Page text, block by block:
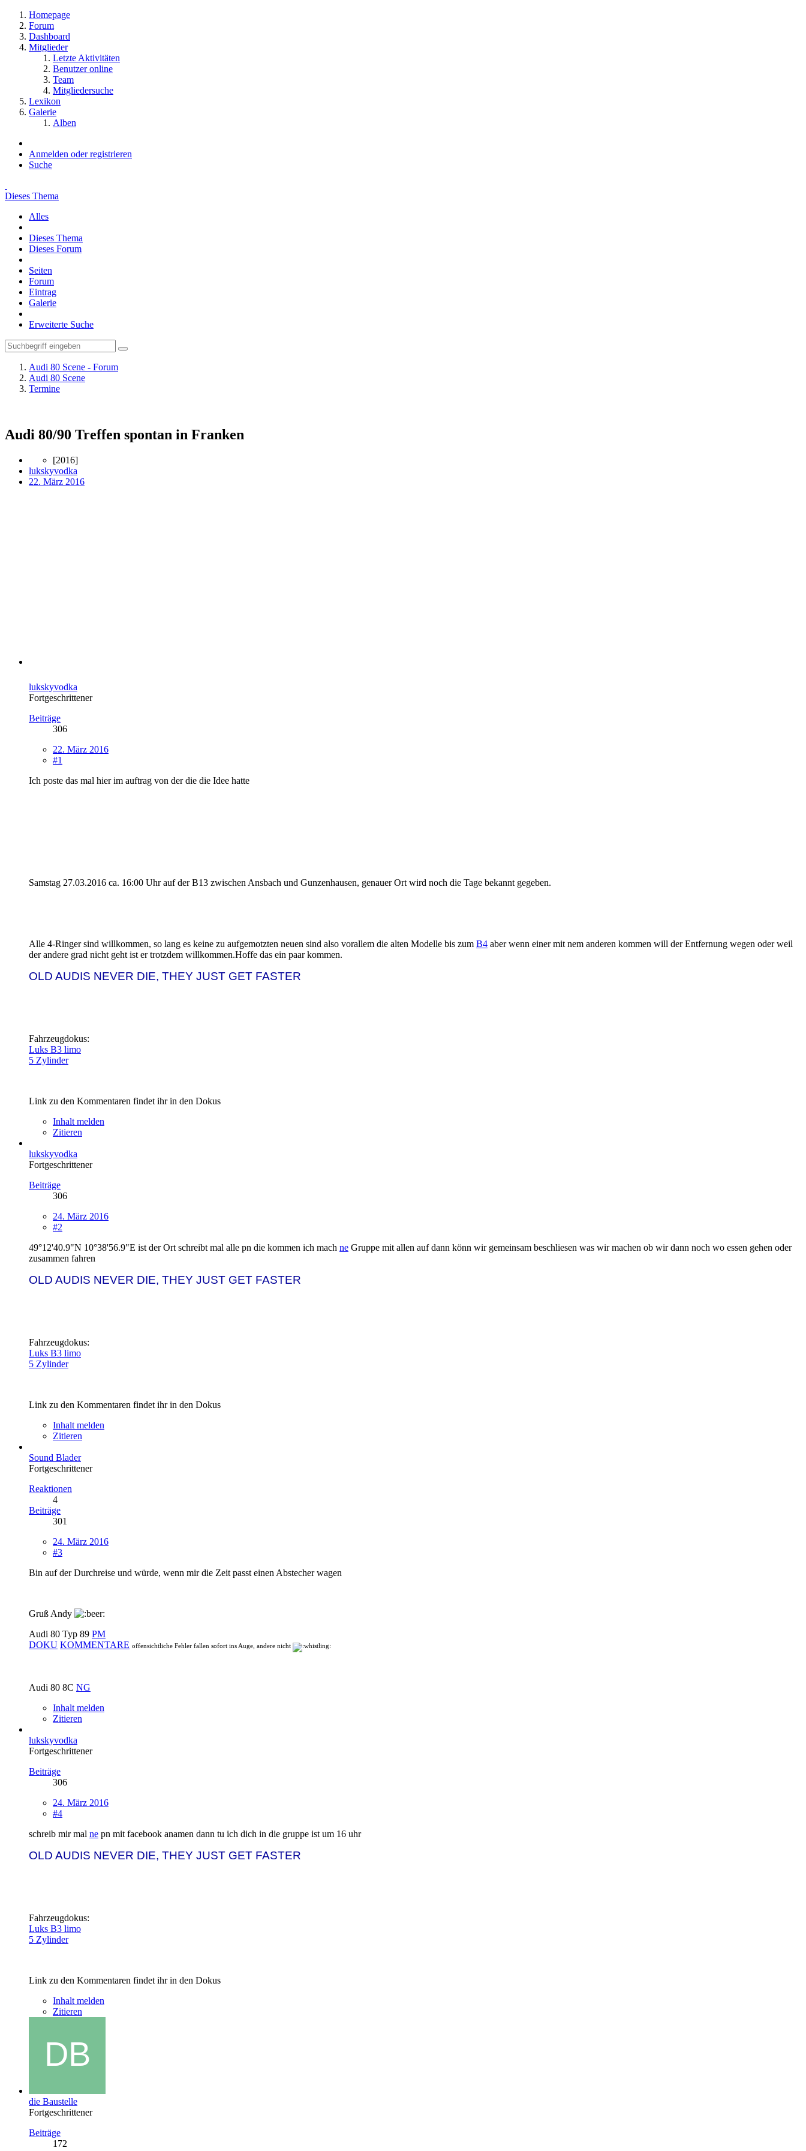
Homepage
Forum
Dashboard
Mitglieder
Letzte Aktivitäten
Benutzer online
Team
Mitgliedersuche
Lexikon
Galerie
Alben
Anmelden oder registrieren
Suche
Dieses Thema
Alles
Dieses Thema
Dieses Forum
Seiten
Forum
Eintrag
Galerie
Erweiterte Suche
Audi 80 Scene - Forum
Audi 80 Scene
Termine
Audi 80/90 Treffen spontan in Franken
[2016]
lukskyvodka
22. März 2016
lukskyvodka
Fortgeschrittener
Beiträge
306
22. März 2016
#1
Ich poste das mal hier im auftrag von der die die Idee hatte
Samstag 27.03.2016 ca. 16:00 Uhr auf der B13 zwischen Ansbach und Gunzenhausen, genauer Ort wird noch die Tage bekannt gegeben.
Alle 4-Ringer sind willkommen, so lang es keine zu aufgemotzten neuen sind also vorallem die alten Modelle bis zum B4 aber wenn einer mit nem anderen kommen will der Entfernung wegen oder weil
der andere grad nicht geht ist er trotzdem willkommen.Hoffe das ein paar kommen.
OLD AUDIS NEVER DIE, THEY JUST GET FASTER
Fahrzeugdokus:
Luks B3 limo
5 Zylinder
Link zu den Kommentaren findet ihr in den Dokus
Inhalt melden
Zitieren
lukskyvodka
Fortgeschrittener
Beiträge
306
24. März 2016
#2
49°12'40.9"N 10°38'56.9"E ist der Ort schreibt mal alle pn die kommen ich mach ne Gruppe mit allen auf dann könn wir gemeinsam beschliesen was wir machen ob wir dann noch wo essen gehen oder
zusammen fahren
OLD AUDIS NEVER DIE, THEY JUST GET FASTER
Fahrzeugdokus:
Luks B3 limo
5 Zylinder
Link zu den Kommentaren findet ihr in den Dokus
Inhalt melden
Zitieren
Sound Blader
Fortgeschrittener
Reaktionen
4
Beiträge
301
24. März 2016
#3
Bin auf der Durchreise und würde, wenn mir die Zeit passt einen Abstecher wagen
Gruß Andy
Audi 80 Typ 89 PM
DOKU KOMMENTARE offensichtliche Fehler fallen sofort ins Auge, andere nicht
Audi 80 8C NG
Inhalt melden
Zitieren
lukskyvodka
Fortgeschrittener
Beiträge
306
24. März 2016
#4
schreib mir mal ne pn mit facebook anamen dann tu ich dich in die gruppe ist um 16 uhr
OLD AUDIS NEVER DIE, THEY JUST GET FASTER
Fahrzeugdokus:
Luks B3 limo
5 Zylinder
Link zu den Kommentaren findet ihr in den Dokus
Inhalt melden
Zitieren
die Baustelle
Fortgeschrittener
Beiträge
172